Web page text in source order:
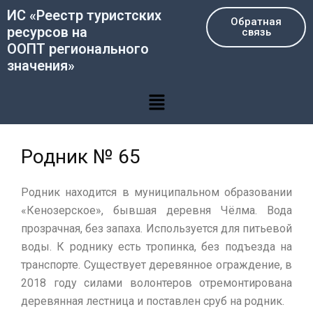
Перейти
содержимому
ИС «Реестр туристских
ресурсов на
ООПТ регионального
значения»
Обратная
связь
Меню
Родник № 65
Родник находится в муниципальном образовании
«Кенозерское», бывшая деревня Чёлма. Вода
прозрачная, без запаха. Используется для питьевой
воды. К роднику есть тропинка, без подъезда на
транспорте. Существует деревянное ограждение, в
2018 году силами волонтеров отремонтирована
деревянная лестница и поставлен сруб на родник.